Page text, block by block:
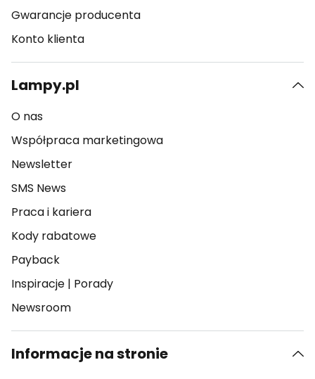
Gwarancje producenta
Konto klienta
Lampy.pl
O nas
Współpraca marketingowa
Newsletter
SMS News
Praca i kariera
Kody rabatowe
Payback
Inspiracje | Porady
Newsroom
Informacje na stronie